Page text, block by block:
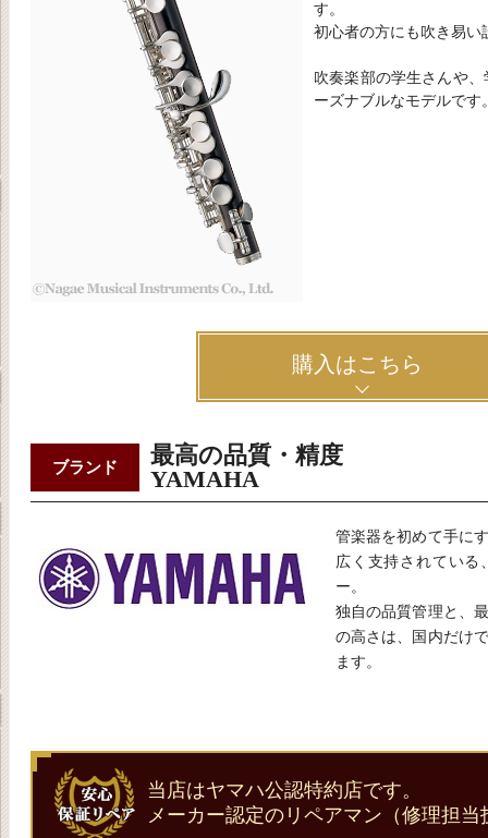
す。
初心者の方にも吹き易い
吹奏楽部の学生さんや
ーズナブルなモデルです
購入はこちら
ブランド
最高の品質・精度
YAMAHA
管楽器を初めて手に
広く支持されている
ー。
独自の品質管理と、
の高さは、国内だけ
ます。
当店はヤマハ公認特約店です。
メーカー認定のリペアマン（修理担